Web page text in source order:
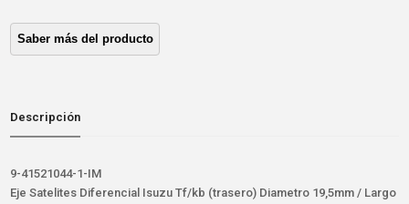
ISUZU
TF/KB
Descripción
9-41521044-1-IM
Eje Satelites Diferencial Isuzu Tf/kb (trasero) Diametro 19,5mm / Largo